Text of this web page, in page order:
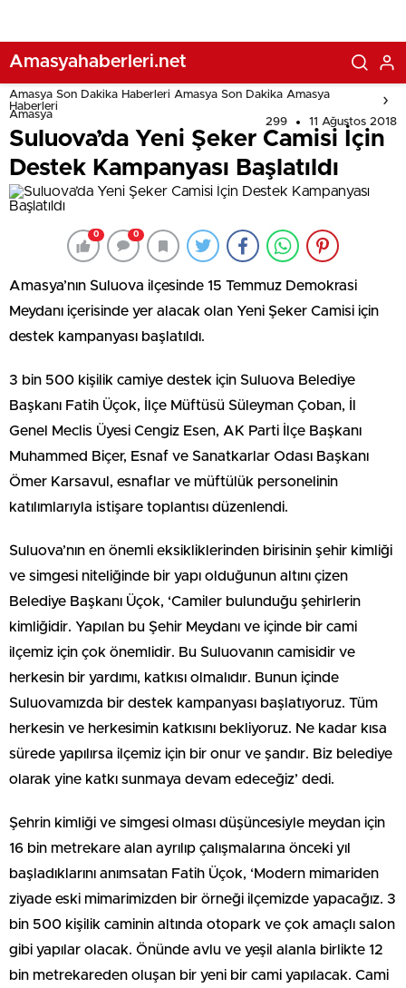
Amasyahaberleri.net
Amasya Son Dakika Haberleri Amasya Son Dakika Amasya
Haberleri
Amasya
299 11 Ağustos 2018
Suluova’da Yeni Şeker Camisi İçin
Destek Kampanyası Başlatıldı
0 0
Amasya’nın Suluova ilçesinde 15 Temmuz Demokrasi
Meydanı içerisinde yer alacak olan Yeni Şeker Camisi için
destek kampanyası başlatıldı.
3 bin 500 kişilik camiye destek için Suluova Belediye
Başkanı Fatih Üçok, İlçe Müftüsü Süleyman Çoban, İl
Genel Meclis Üyesi Cengiz Esen, AK Parti İlçe Başkanı
Muhammed Biçer, Esnaf ve Sanatkarlar Odası Başkanı
Ömer Karsavul, esnaflar ve müftülük personelinin
katılımlarıyla istişare toplantısı düzenlendi.
Suluova’nın en önemli eksikliklerinden birisinin şehir kimliği
ve simgesi niteliğinde bir yapı olduğunun altını çizen
Belediye Başkanı Üçok, ‘Camiler bulunduğu şehirlerin
kimliğidir. Yapılan bu Şehir Meydanı ve içinde bir cami
ilçemiz için çok önemlidir. Bu Suluovanın camisidir ve
herkesin bir yardımı, katkısı olmalıdır. Bunun içinde
Suluovamızda bir destek kampanyası başlatıyoruz. Tüm
herkesin ve herkesimin katkısını bekliyoruz. Ne kadar kısa
sürede yapılırsa ilçemiz için bir onur ve şandır. Biz belediye
olarak yine katkı sunmaya devam edeceğiz’ dedi.
Şehrin kimliği ve simgesi olması düşüncesiyle meydan için
16 bin metrekare alan ayrılıp çalışmalarına önceki yıl
başladıklarını anımsatan Fatih Üçok, ‘Modern mimariden
ziyade eski mimarimizden bir örneği ilçemizde yapacağız. 3
bin 500 kişilik caminin altında otopark ve çok amaçlı salon
gibi yapılar olacak. Önünde avlu ve yeşil alanla birlikte 12
bin metrekareden oluşan bir yeni bir cami yapılacak. Cami